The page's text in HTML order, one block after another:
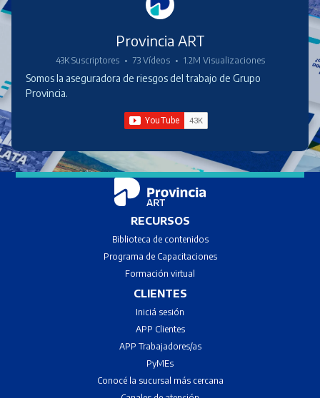
Provincia ART
43K Suscriptores • 73 Vídeos • 1.2M Visualizaciones
Somos la aseguradora de riesgos del trabajo de Grupo
Provincia.
RECURSOS
Biblioteca de contenidos
Programa de Capacitaciones
Formación virtual
CLIENTES
Iniciá sesión
APP Clientes
APP Trabajadores/as
PyMEs
Conocé la sucursal más cercana